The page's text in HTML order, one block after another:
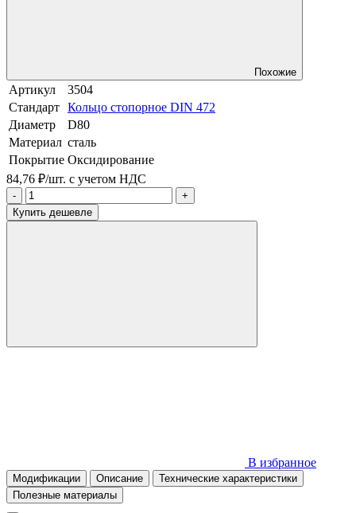
Похожие
Артикул
3504
Стандарт Кольцо стопорное DIN 472
Диаметр
D80
Материал сталь
Покрытие Оксидирование
84,76 ₽/шт. с учетом НДС
-
+
Купить дешевле
В избранное
Модификации Описание
Технические характеристики
Полезные материалы